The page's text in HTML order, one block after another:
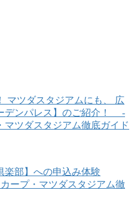
マツダスタジアムにも、 広
デンパレス】のご紹介！ ‐
マツダスタジアム徹底ガイド
楽部】への申込み体験
ープ・マツダスタジアム徹